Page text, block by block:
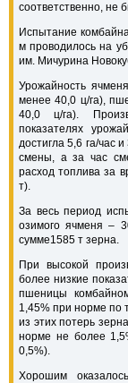
соответственно, не
Испытание
м проводилось на
им. Мичурина
Урожайность
менее 40,0 ц/га),
40,0 ц/га).
показателях
достигла 5,6 га/час
смены, а за час
расход топлива за
т).
За весь период
озимого ячменя –
сумме1585 т зерна.
При высокой
более низкие
пшеницы
1,45% при норме по
из этих потерь
норме не более
0,5%).
Хорошим